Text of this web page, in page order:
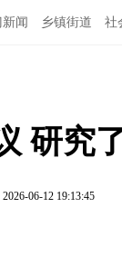
闻 乡镇街道 社
研究
2026-06-12 19:13:45